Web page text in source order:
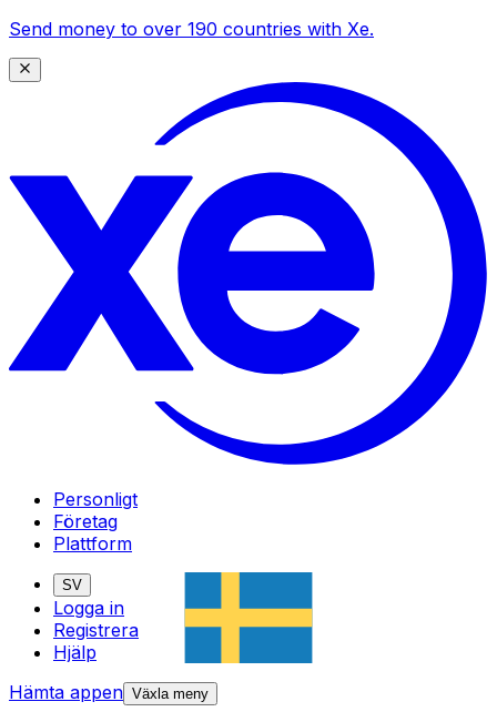
Send money to over 190 countries with Xe.
Personligt
Företag
Plattform
SV
Logga in
Registrera
Hjälp
Hämta appen Växla meny